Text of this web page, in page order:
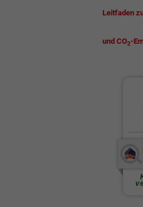
Leitfaden
und CO2-